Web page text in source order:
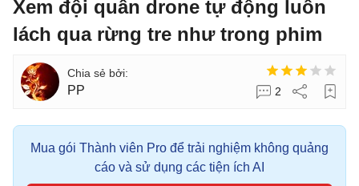
Xem đội quân drone tự động luồn
lách qua rừng tre như trong phim
PP 2
Mua gói Thành viên Pro để trải nghiệm không quảng
cáo và sử dụng các tiện ích AI